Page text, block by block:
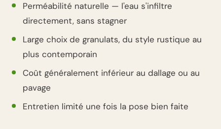
Perméabilité naturelle — l'eau s'infiltre
directement, sans stagner
Large choix de granulats, du style rustique au
plus contemporain
Coût généralement inférieur au dallage ou au
pavage
Entretien limité une fois la pose bien faite